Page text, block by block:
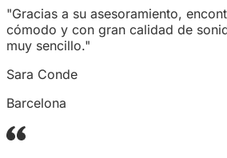
"Gracias a su asesoramiento,
cómodo y con gran calidad de
muy sencillo."
Sara Conde
Barcelona